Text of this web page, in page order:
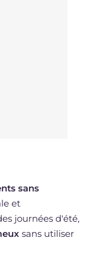
sans
et
journées d'été,
sans utiliser